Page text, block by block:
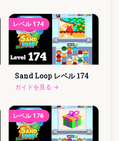
レベル174
Sand Loop レベル 174
ガイドを見る →
レベル176